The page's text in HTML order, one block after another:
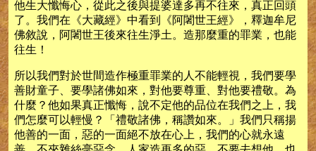
他生大懺悔心，從此之後與提婆達多再不往來，真正回頭
了。我們在《大藏經》中看到《阿闍世王經》，釋迦牟尼
佛敘說，阿闍世王後來往生淨土。造那麼重的罪業，也能
往生！
所以我們對於世間造作極重罪業的人不能輕視，我們要學
善財童子、要學諸佛如來，對他要尊重、對他要禮敬。為
什麼？他如果真正懺悔，說不定他的品位在我們之上，我
們怎麼可以輕慢？「禮敬諸佛，稱讚如來。」我們只稱揚
他善的一面，惡的一面絕不放在心上，我們的心就永遠